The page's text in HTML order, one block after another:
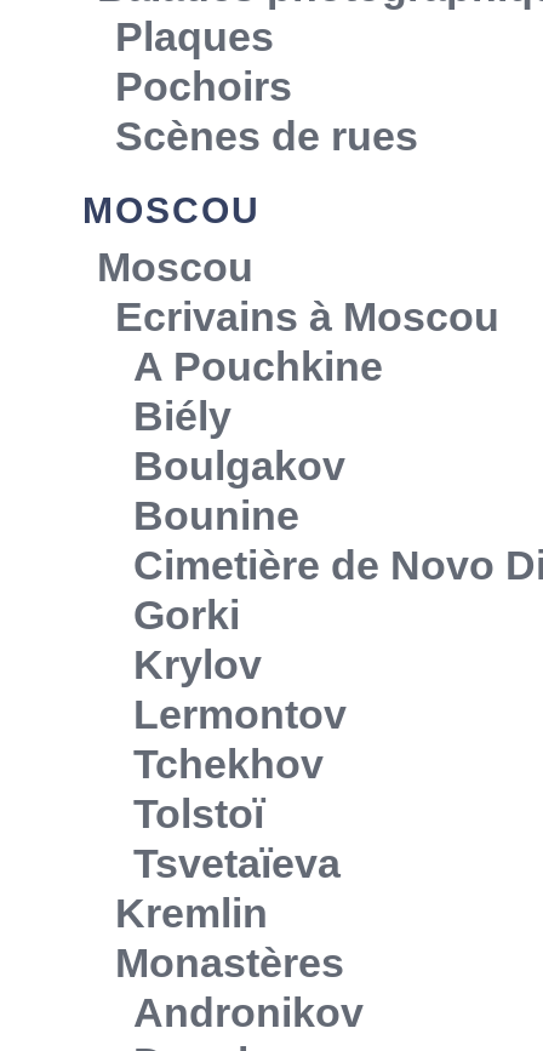
Plaques
Pochoirs
Scènes de rues
MOSCOU
Moscou
Ecrivains à Moscou
A Pouchkine
Biély
Boulgakov
Bounine
Cimetière de Novo
Gorki
Krylov
Lermontov
Tchekhov
Tolstoï
Tsvetaïeva
Kremlin
Monastères
Andronikov